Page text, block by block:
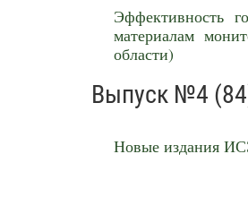
Эффективность
материалам
области)
Выпуск №4
Новые издания